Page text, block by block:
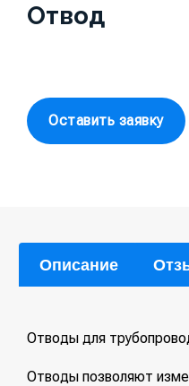
Отвод
Оставить заявку
Описание
Отводы для
Отводы позволяют